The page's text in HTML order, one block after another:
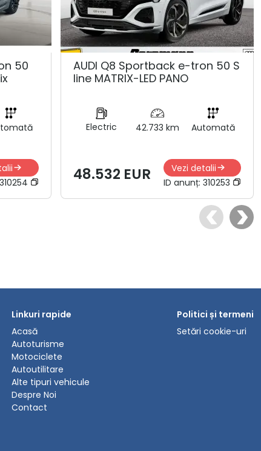
50
310254
AUDI Q8 Sportback e-tron 50 S
line MATRIX-LED PANO
Electric 42.733 km Automată
48.532 EUR
Vezi detalii
ID anunț: 310253
Linkuri rapide
Acasă
Autoturisme
Motociclete
Autoutilitare
Alte tipuri vehicule
Despre Noi
Contact
Politici și termeni
Setări cookie-uri